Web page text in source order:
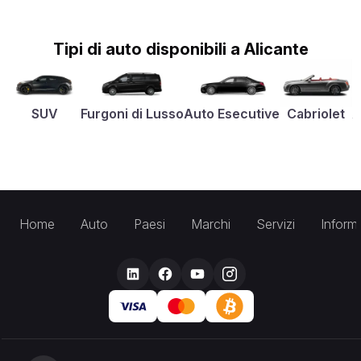
Tipi di auto disponibili a Alicante
SUV Furgoni di LussoAuto Esecutive Cabriolet
Home Auto Paesi Marchi Servizi